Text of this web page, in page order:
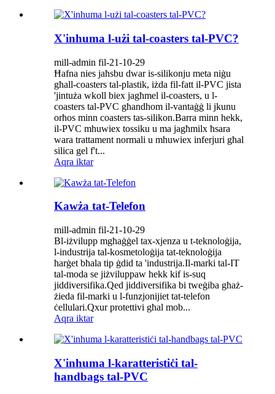
X'inhuma l-użi tal-coasters tal-PVC?
mill-admin fil-21-10-29
Ħafna nies jaħsbu dwar is-silikonju meta niġu
għall-coasters tal-plastik, iżda fil-fatt il-PVC jista
'jintuża wkoll biex jagħmel il-coasters, u l-
coasters tal-PVC għandhom il-vantaġġ li jkunu
orħos minn coasters tas-silikon.Barra minn hekk,
il-PVC mhuwiex tossiku u ma jagħmilx ħsara
wara trattament normali u mhuwiex inferjuri għal
silica gel f't...
Aqra iktar
Kawża tat-Telefon
mill-admin fil-21-10-29
Bl-iżvilupp mgħaġġel tax-xjenza u t-teknoloġija,
l-industrija tal-kosmetoloġija tat-teknoloġija
ħarġet bħala tip ġdid ta 'industrija.Il-marki tal-IT
tal-moda se jiżviluppaw hekk kif is-suq
jiddiversifika.Qed jiddiversifika bi tweġiba għaż-
żieda fil-marki u l-funzjonijiet tat-telefon
ċellulari.Qxur protettivi għal mob...
Aqra iktar
X'inhuma l-karatteristiċi tal-
handbags tal-PVC